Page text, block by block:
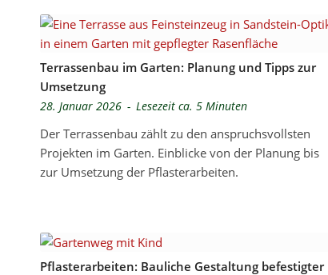
Terrassenbau im Garten: Planung und Tipps zur
Umsetzung
28. Januar 2026 - Lesezeit ca. 5 Minuten
Der Terrassenbau zählt zu den anspruchsvollsten
Projekten im Garten. Einblicke von der Planung bis
zur Umsetzung der Pflasterarbeiten.
Pflasterarbeiten: Bauliche Gestaltung befestigter